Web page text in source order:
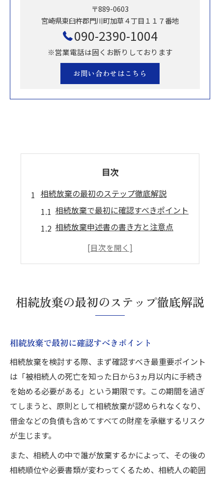
〒889-0603
宮崎県東臼杵郡門川町加草４丁目１１７番地
090-2390-1004
※営業電話は固くお断りしております
お問い合わせはこちら
目次
相続放棄の最初のステップ徹底解説
相続放棄で最初に確認すべきポイント
相続放棄申述書の書き方と注意点
相続放棄を始める際の必要書類一覧
相続放棄の最初のステップ徹底解説
相続放棄で最初に確認すべきポイント
相続放棄を検討する際、まず確認すべき最重要ポイント
は「被相続人の死亡を知った日から3ヵ月以内に手続き
を始める必要がある」という期限です。この期間を過ぎ
てしまうと、原則として相続放棄が認められなくなり、
借金などの負債も含めてすべての財産を承継するリスク
が生じます。
また、相続人の中で誰が放棄するかによって、その後の
相続順位や必要書類が変わってくるため、相続人の範囲